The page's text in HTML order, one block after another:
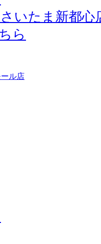
いたま新都心
ら
ル店